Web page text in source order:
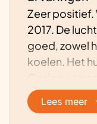
Zeer positief.
2017. De
goed, zowel
koelen. Het
goed gevoel.
ook een
Lees meer